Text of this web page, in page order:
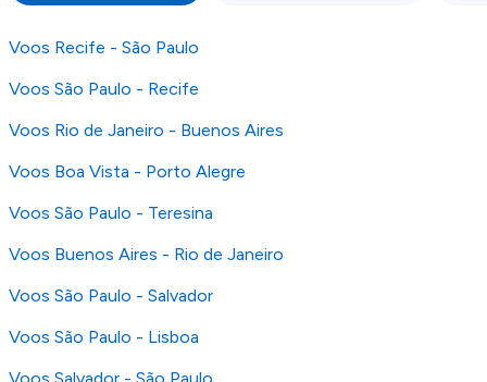
as condições no website do parceiro antes de
os nossos Termos e Condições
Voos Recife - São Paulo
Voos São Paulo - Recife
Voos Rio de Janeiro - Buenos Aires
Voos Boa Vista - Porto Alegre
Voos São Paulo - Teresina
Voos Buenos Aires - Rio de Janeiro
Voos São Paulo - Salvador
Voos São Paulo - Lisboa